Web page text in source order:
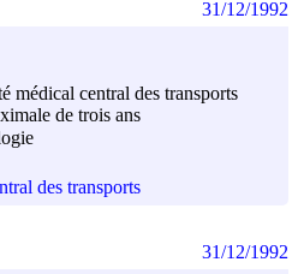
médical central des transports
de trois ans
des transports
31/12/1992
31/12/1992